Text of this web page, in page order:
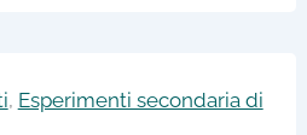
, Esperimenti secondaria di